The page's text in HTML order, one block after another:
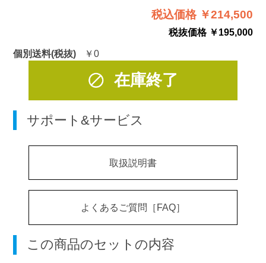
税込価格 ￥214,500
税抜価格 ￥195,000
個別送料(税抜)
￥0
在庫終了
サポート&サービス
取扱説明書
よくあるご質問［FAQ］
この商品のセットの内容